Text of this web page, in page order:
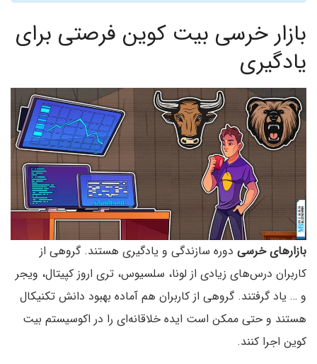
بازار خرسی بیت کوین فرصتی برای
یادگیری
بازارهای خرسی دوره‌ سازندگی و یادگیری هستند. گروهی از
کاربران درس‌های زیادی از لونا، سلسیوس، تری اروز کپیتال، ویجر
و … یاد گرفتند. گروهی از کاربران هم آماده بهبود دانش تکنیکال
هستند و حتی ممکن است ایده خلاقانه‌ای را در اکوسیستم بیت
کوین اجرا کنند.